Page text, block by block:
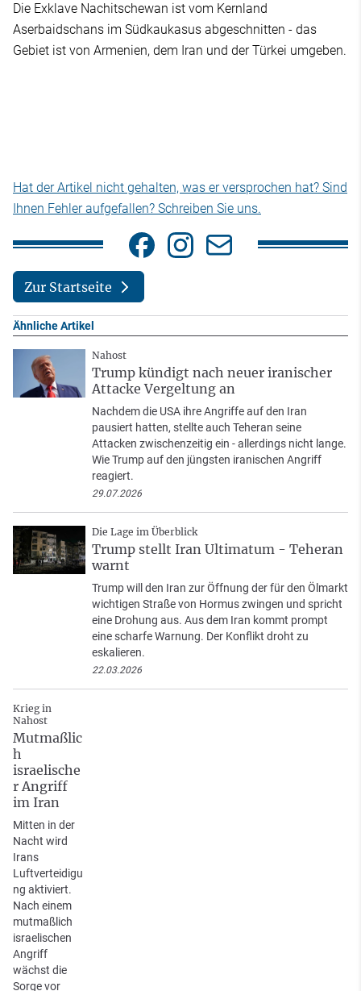
Die Exklave Nachitschewan ist vom Kernland
Aserbaidschans im Südkaukasus abgeschnitten - das
Gebiet ist von Armenien, dem Iran und der Türkei umgeben.
Hat der Artikel nicht gehalten, was er versprochen hat? Sind
Ihnen Fehler aufgefallen? Schreiben Sie uns.
Zur Startseite
Ähnliche Artikel
Nahost
Trump kündigt nach neuer iranischer
Attacke Vergeltung an
Nachdem die USA ihre Angriffe auf den Iran
pausiert hatten, stellte auch Teheran seine
Attacken zwischenzeitig ein - allerdings nicht lange.
Wie Trump auf den jüngsten iranischen Angriff
reagiert.
29.07.2026
Die Lage im Überblick
Trump stellt Iran Ultimatum - Teheran
warnt
Trump will den Iran zur Öffnung der für den Ölmarkt
wichtigen Straße von Hormus zwingen und spricht
eine Drohung aus. Aus dem Iran kommt prompt
eine scharfe Warnung. Der Konflikt droht zu
eskalieren.
22.03.2026
Krieg in
Nahost
Mutmaßlic
h
israelische
r Angriff
im Iran
Mitten in der
Nacht wird
Irans
Luftverteidigu
ng aktiviert.
Nach einem
mutmaßlich
israelischen
Angriff
wächst die
Sorge vor